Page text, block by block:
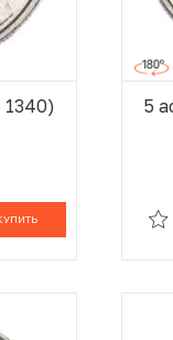
1340)
5